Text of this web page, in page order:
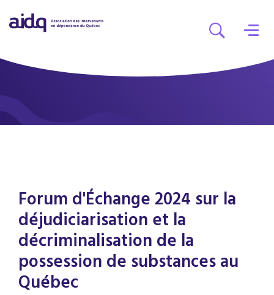
Forum d'Échange 2024 sur la
déjudiciarisation et la
décriminalisation de la
possession de substances au
Québec